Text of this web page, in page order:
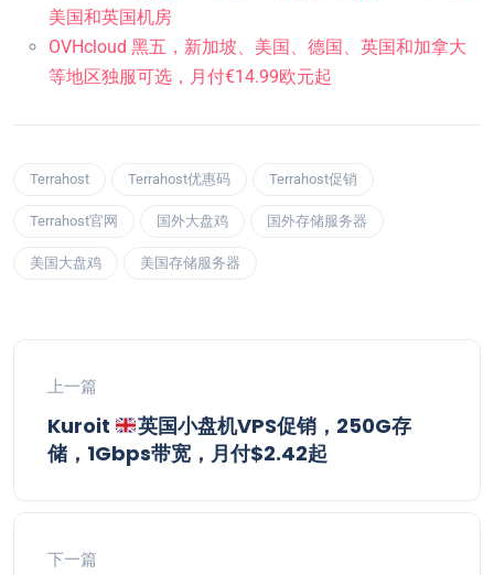
美国和英国机房
OVHcloud 黑五，新加坡、美国、德国、英国和加拿大
等地区独服可选，月付€14.99欧元起
Terrahost Terrahost优惠码 Terrahost促销
Terrahost官网 国外大盘鸡 国外存储服务器
美国大盘鸡 美国存储服务器
上一篇
Kuroit
英国小盘机VPS促销，250G存
储，1Gbps带宽，月付$2.42起
下一篇